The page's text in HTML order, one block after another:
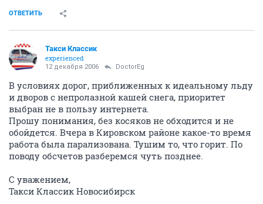
ОТВЕТИТЬ
Такси Классик
experienced
12 декабря 2006 DoctorEg
В условиях дорог, приближенных к идеальному льду
и дворов с непролазной кашей снега, приоритет
выбран не в пользу интернета.
Прошу понимания, без косяков не обходится и не
обойдется. Вчера в Кировском районе какое-то время
работа была парализована. Тушим то, что горит. По
поводу обсчетов разберемся чуть позднее.
С уважением,
Такси Классик Новосибирск